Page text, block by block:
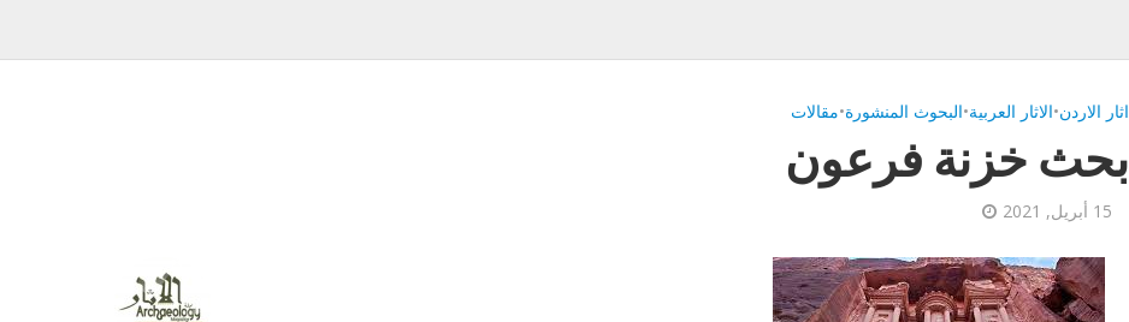
اثار الاردن•الاثار العربية•البحوث المنشورة•مقالات
بحث خزنة فرعون
15 أبريل, 2021